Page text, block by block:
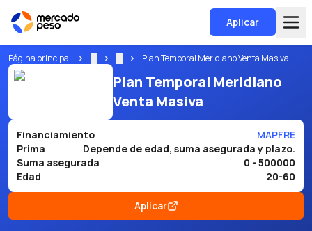
Aplicar
Página principal Plan Temporal Meridiano Venta Masiva
Plan Temporal Meridiano
Venta Masiva
Financiamiento
MAPFRE
Prima
Depende de edad, suma asegurada y plazo.
Suma asegurada
0 - 500000
Edad
20-60
Aplicar